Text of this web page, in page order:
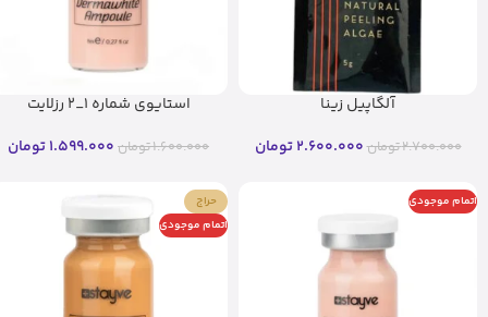
آلگاپیل زینا
2.700.000تومان2.600.000 تومان
استایوی شماره 1_2 رزلایت
1.600.000تومان 1.599.000تومان
اتمام موجودی
حراج
اتمام موجودی